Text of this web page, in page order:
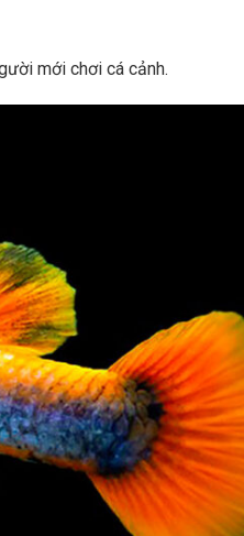
mới chơi cá cảnh.